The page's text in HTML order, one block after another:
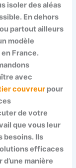
isoler des aléas
En dehors
ou partout ailleurs
modèle
France.
avec
couvreur pour
de votre
que vous leur
besoins. Ils
efficaces
manière